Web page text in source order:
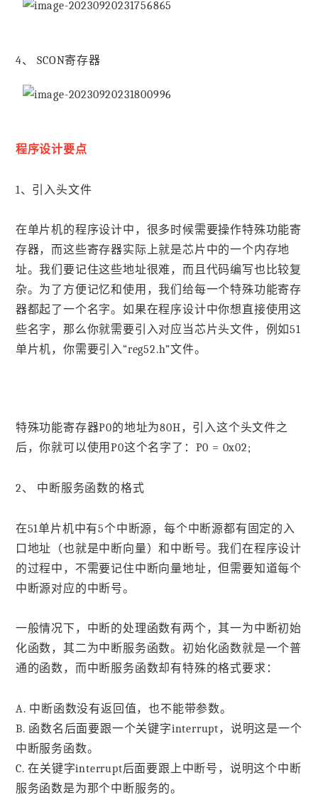
4、 SCON寄存器
程序设计要点
1、引入头文件
在单片机的程序设计中，很多时候需要操作特殊功能寄
存器，而这些寄存器实际上就是芯片中的一个内存地
址。我们要记住这些地址很难，而且代码编写也比较复
杂。为了方便记忆和使用，我们给每一个特殊功能寄存
器都起了一个名字。如果在程序设计中你想直接使用这
些名字，那么你就需要引入对应当芯片头文件，例如51
单片机，你需要引入“reg52.h”文件。
特殊功能寄存器P0的地址为80H，引入这个头文件之
后，你就可以使用P0这个名字了：P0 = 0x02;
2、 中断服务函数的格式
在51单片机中有5个中断源，每个中断源都有固定的入
口地址（也就是中断向量）和中断号。我们在程序设计
的过程中，不需要记住中断向量地址，但需要知道每个
中断源对应的中断号。
一般情况下，中断的处理函数有两个，其一为中断初始
化函数，其二为中断服务函数。初始化函数就是一个普
通的函数，而中断服务函数却有特殊的格式要求：
A. 中断函数没有返回值，也不能带参数。
B. 函数名后面要跟一个关键字interrupt，说明这是一个
中断服务函数。
C. 在关键字interrupt后面要跟上中断号，说明这个中断
服务函数是为那个中断服务的。